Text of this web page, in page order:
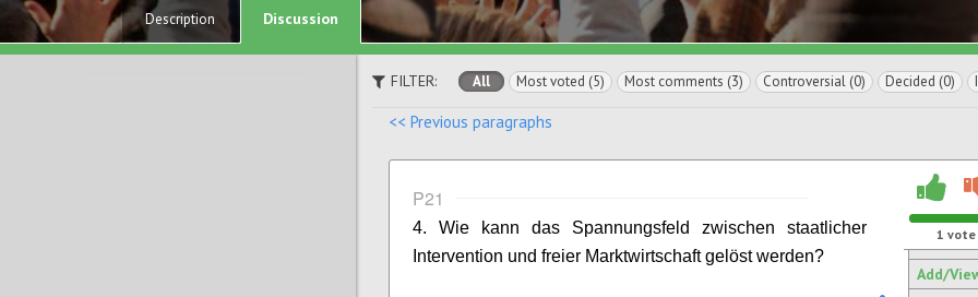
Description Discussion
FILTER: All Most voted (5) Most comments (3) Controversial (0) Decided (0)
<< Previous paragraphs
P21
4. Wie kann das Spannungsfeld zwischen staatlicher
Intervention und freier Marktwirtschaft gelöst werden?
1 vote
Add/